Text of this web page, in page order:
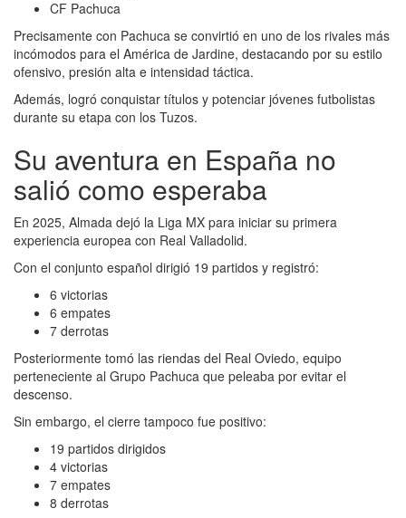
CF Pachuca
Precisamente con Pachuca se convirtió en uno de los rivales más
incómodos para el América de Jardine, destacando por su estilo
ofensivo, presión alta e intensidad táctica.
Además, logró conquistar títulos y potenciar jóvenes futbolistas
durante su etapa con los Tuzos.
Su aventura en España no
salió como esperaba
En 2025, Almada dejó la Liga MX para iniciar su primera
experiencia europea con Real Valladolid.
Con el conjunto español dirigió 19 partidos y registró:
6 victorias
6 empates
7 derrotas
Posteriormente tomó las riendas del Real Oviedo, equipo
perteneciente al Grupo Pachuca que peleaba por evitar el
descenso.
Sin embargo, el cierre tampoco fue positivo:
19 partidos dirigidos
4 victorias
7 empates
8 derrotas